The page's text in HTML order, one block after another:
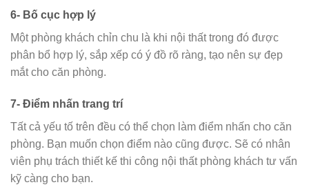
6- Bố cục hợp lý
Một phòng khách chỉn chu là khi nội thất trong đó được
phân bổ hợp lý, sắp xếp có ý đồ rõ ràng, tạo nên sự đẹp
mắt cho căn phòng.
7- Điểm nhấn trang trí
Tất cả yếu tố trên đều có thể chọn làm điểm nhấn cho căn
phòng. Bạn muốn chọn điểm nào cũng được. Sẽ có nhân
viên phụ trách thiết kế thi công nội thất phòng khách tư vấn
kỹ càng cho bạn.